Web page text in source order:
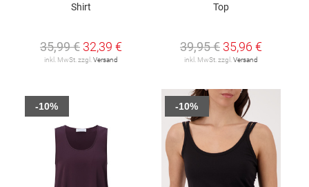
Shirt
35,99 € 32,39 €
inkl. MwSt. zzgl. Versand
Top
39,95 € 35,96 €
inkl. MwSt. zzgl. Versand
-10% -10%